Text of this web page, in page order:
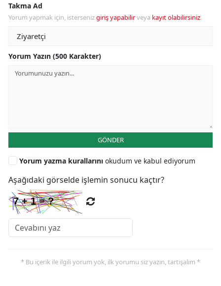
Takma Ad
Yorum yapmak için, istersenizgiriş yapabilirveya kayıt olabilirsiniz.
Yorum Yazın (500 Karakter)
GÖNDER
Yorum yazma kurallarını okudum ve kabul ediyorum
Aşağıdaki görselde işlemin sonucu kaçtır?
* Bu içerik ile ilgili yorum yok, ilk yorumu siz yazın, tartışalım *